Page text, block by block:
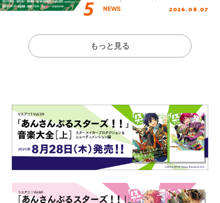
し、初となる第3ステージの
NEWS 2026.08.07
もっと見る